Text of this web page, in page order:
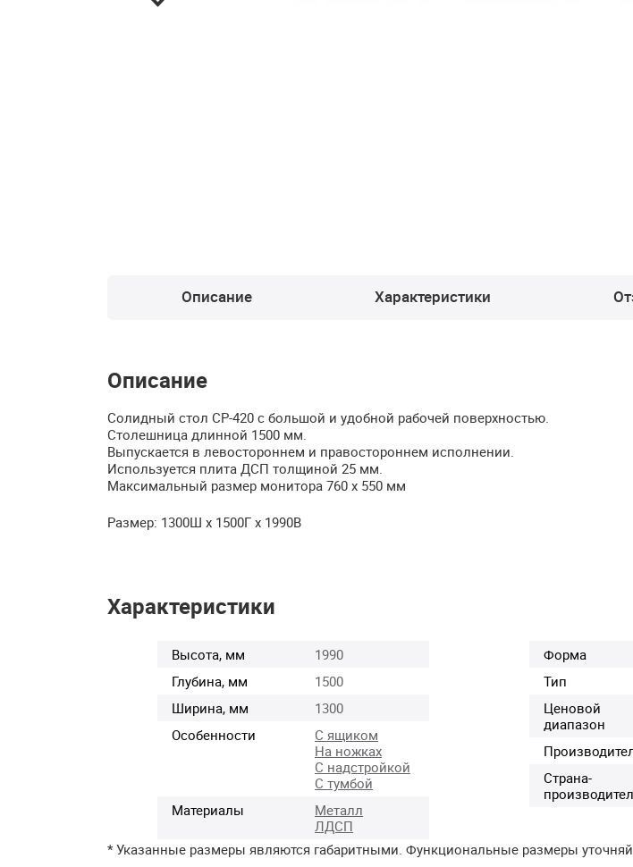
Описание Характеристики
Описание
Солидный стол СР-420 с большой и удобной рабочей поверхностью.
Столешница длинной 1500 мм.
Выпускается в левостороннем и правостороннем исполнении.
Используется плита ДСП толщиной 25 мм.
​Максимальный размер монитора 760 х 550 мм
Размер: 1300Ш x 1500Г x 1990В
Характеристики
Высота, мм
1990
Глубина, мм
1500
Ширина, мм
1300
Особенности
С ящиком
На ножках
С надстройкой
С тумбой
Материалы
Металл
ЛДСП
Форма
Тип
Ценовой
диапазон
Страна-
* Указанные размеры являются габаритными. Функциональные размеры